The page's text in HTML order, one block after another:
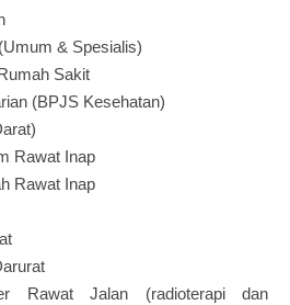
& Spesialis)
Sakit
(BPJS Kesehatan)
Rawat Inap
Rawat Inap
Rawat Jalan (radioterapi dan